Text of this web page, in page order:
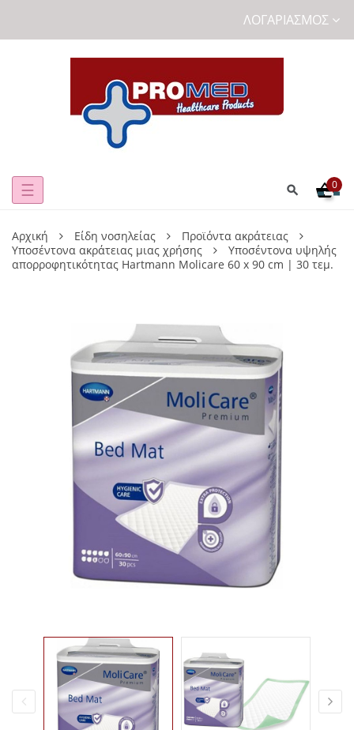
ΛΟΓΑΡΙΑΣΜΌΣ
Toggle
☰ 0
Αρχική Είδη νοσηλείας
Προϊόντα ακράτειας
Υποσέντονα ακράτειας μιας χρήσης
Υποσέντονα υψηλής
απορροφητικότητας Hartmann Molicare 60 x 90 cm | 30 τεμ.